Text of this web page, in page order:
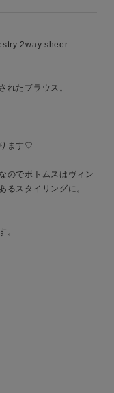
2way sheer
れたブラウス。
ます♡
のでボトムスはヴィン
るスタイリングに。
。